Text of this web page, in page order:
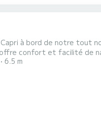
à bord de notre tout
confort et facilité de
vous et profitez du
Piccola, Grotta Azzurra.
6.5 m